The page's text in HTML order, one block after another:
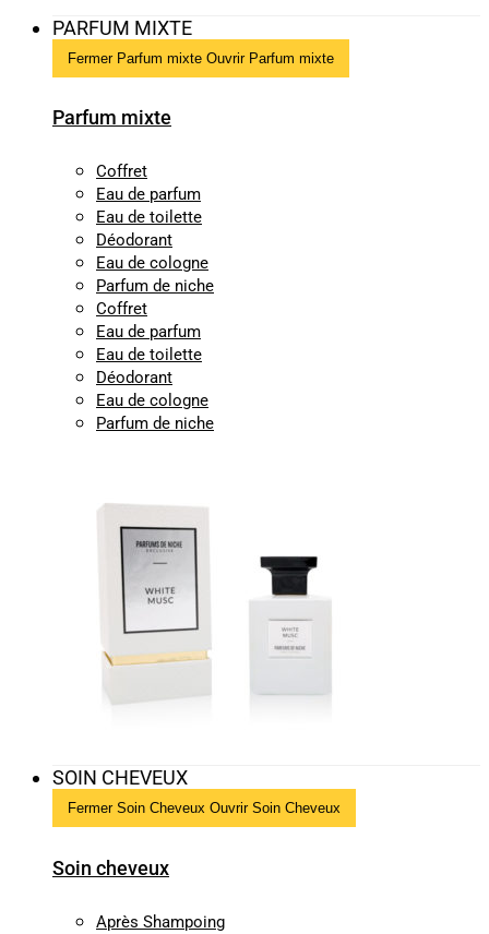
PARFUM MIXTE
Fermer Parfum mixte Ouvrir Parfum mixte
Parfum mixte
Coffret
Eau de parfum
Eau de toilette
Déodorant
Eau de cologne
Parfum de niche
Coffret
Eau de parfum
Eau de toilette
Déodorant
Eau de cologne
Parfum de niche
SOIN CHEVEUX
Fermer Soin Cheveux Ouvrir Soin Cheveux
Soin cheveux
Après Shampoing